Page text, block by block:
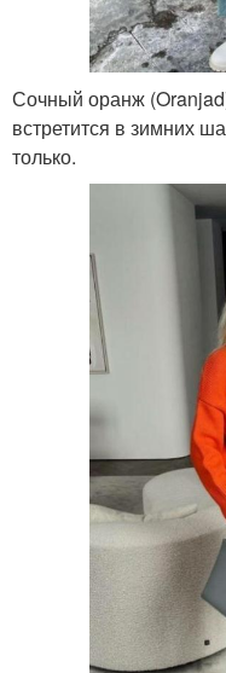
Сочный оранж
встретится в зимних
только.